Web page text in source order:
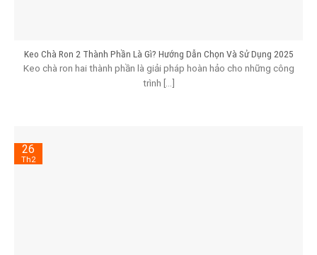
Keo Chà Ron 2 Thành Phần Là Gì? Hướng Dẫn Chọn Và Sử Dụng 2025
Keo chà ron hai thành phần là giải pháp hoàn hảo cho những công
trình [...]
26
Th2